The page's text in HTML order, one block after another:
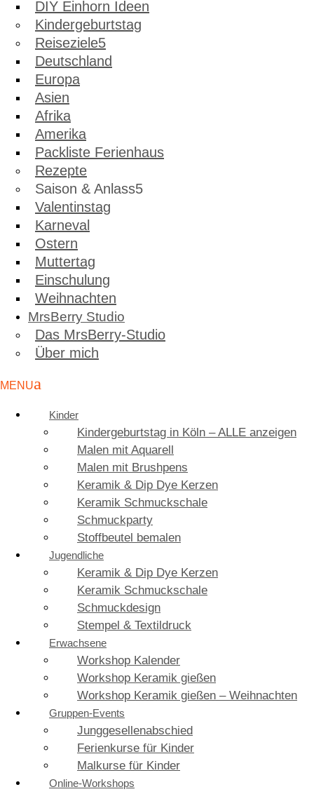
DIY Einhorn Ideen
Kindergeburtstag
Reiseziele
Deutschland
Europa
Asien
Afrika
Amerika
Packliste Ferienhaus
Rezepte
Saison & Anlass
Valentinstag
Karneval
Ostern
Muttertag
Einschulung
Weihnachten
MrsBerry Studio
Das MrsBerry-Studio
Über mich
Kinder
Kindergeburtstag in Köln – ALLE anzeigen
Malen mit Aquarell
Malen mit Brushpens
Keramik & Dip Dye Kerzen
Keramik Schmuckschale
Schmuckparty
Stoffbeutel bemalen
Jugendliche
Keramik & Dip Dye Kerzen
Keramik Schmuckschale
Schmuckdesign
Stempel & Textildruck
Erwachsene
Workshop Kalender
Workshop Keramik gießen
Workshop Keramik gießen – Weihnachten
Gruppen-Events
Junggesellenabschied
Ferienkurse für Kinder
Malkurse für Kinder
Online-Workshops